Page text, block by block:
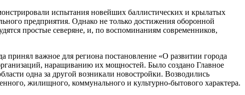
испытания новейших баллистических и крылатых
предприятия. Однако не только достижения оборонной
простые северяне, и, по воспоминаниям современников,
важное для региона постановление «О развитии города
наращиванию их мощностей. Было создано Главное
одна за другой возникали новостройки. Возводились
жилищного, коммунального и культурно-бытового характера.